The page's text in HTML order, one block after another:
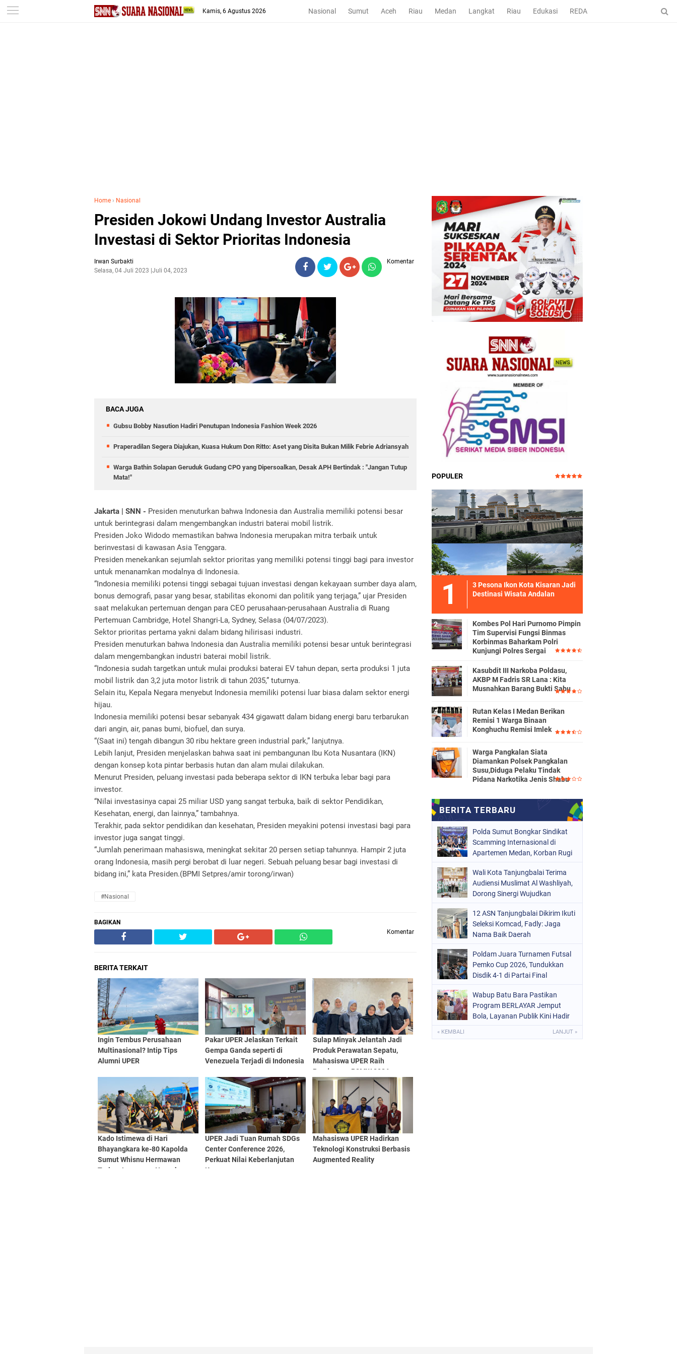
-->
Kamis, 6 Agustus 2026 Nasional Sumut Aceh Riau Medan Langkat Riau Edukasi REDAKSI
Home › Nasional
Presiden Jokowi Undang Investor Australia
Investasi di Sektor Prioritas Indonesia
Irwan Surbakti
Selasa, 04 Juli 2023 Juli 04, 2023
Komentar
BACA JUGA
Gubsu Bobby Nasution Hadiri Penutupan Indonesia Fashion Week 2026
Praperadilan Segera Diajukan, Kuasa Hukum Don Ritto: Aset yang Disita Bukan Milik Febrie Adriansyah
Warga Bathin Solapan Geruduk Gudang CPO yang Dipersoalkan, Desak APH Bertindak : "Jangan Tutup
Mata!"
Jakarta | SNN - Presiden menuturkan bahwa Indonesia dan Australia memiliki potensi besar
untuk berintegrasi dalam mengembangkan industri baterai mobil listrik.
Presiden Joko Widodo memastikan bahwa Indonesia merupakan mitra terbaik untuk
berinvestasi di kawasan Asia Tenggara.
Presiden menekankan sejumlah sektor prioritas yang memiliki potensi tinggi bagi para investor
untuk menanamkan modalnya di Indonesia.
“Indonesia memiliki potensi tinggi sebagai tujuan investasi dengan kekayaan sumber daya alam,
bonus demografi, pasar yang besar, stabilitas ekonomi dan politik yang terjaga,” ujar Presiden
saat melakukan pertemuan dengan para CEO perusahaan-perusahaan Australia di Ruang
Pertemuan Cambridge, Hotel Shangri-La, Sydney, Selasa (04/07/2023).
Sektor prioritas pertama yakni dalam bidang hilirisasi industri.
Presiden menuturkan bahwa Indonesia dan Australia memiliki potensi besar untuk berintegrasi
dalam mengembangkan industri baterai mobil listrik.
“Indonesia sudah targetkan untuk mulai produksi baterai EV tahun depan, serta produksi 1 juta
mobil listrik dan 3,2 juta motor listrik di tahun 2035,” tuturnya.
Selain itu, Kepala Negara menyebut Indonesia memiliki potensi luar biasa dalam sektor energi
hijau.
Indonesia memiliki potensi besar sebanyak 434 gigawatt dalam bidang energi baru terbarukan
dari angin, air, panas bumi, biofuel, dan surya.
“(Saat ini) tengah dibangun 30 ribu hektare green industrial park,” lanjutnya.
Lebih lanjut, Presiden menjelaskan bahwa saat ini pembangunan Ibu Kota Nusantara (IKN)
dengan konsep kota pintar berbasis hutan dan alam mulai dilakukan.
Menurut Presiden, peluang investasi pada beberapa sektor di IKN terbuka lebar bagi para
investor.
“Nilai investasinya capai 25 miliar USD yang sangat terbuka, baik di sektor Pendidikan,
Kesehatan, energi, dan lainnya,” tambahnya.
Terakhir, pada sektor pendidikan dan kesehatan, Presiden meyakini potensi investasi bagi para
investor juga sangat tinggi.
“Jumlah penerimaan mahasiswa, meningkat sekitar 20 persen setiap tahunnya. Hampir 2 juta
orang Indonesia, masih pergi berobat di luar negeri. Sebuah peluang besar bagi investasi di
bidang ini,” kata Presiden.(BPMI Setpres/amir torong/irwan)
#Nasional
BAGIKAN
Komentar
BERITA TERKAIT
Ingin Tembus Perusahaan
Multinasional? Intip Tips
Alumni UPER
Pakar UPER Jelaskan Terkait
Gempa Ganda seperti di
Venezuela Terjadi di Indonesia
Sulap Minyak Jelantah Jadi
Produk Perawatan Sepatu,
Mahasiswa UPER Raih
Pendanaan P2MW 2026
Kado Istimewa di Hari
Bhayangkara ke-80 Kapolda
Sumut Whisnu Hermawan
Terima Langsung Nugraha
UPER Jadi Tuan Rumah SDGs
Center Conference 2026,
Perkuat Nilai Keberlanjutan
Kampus
Mahasiswa UPER Hadirkan
Teknologi Konstruksi Berbasis
Augmented Reality
POPULER
3 Pesona Ikon Kota Kisaran Jadi
Destinasi Wisata Andalan
Kombes Pol Hari Purnomo Pimpin
Tim Supervisi Fungsi Binmas
Korbinmas Baharkam Polri
Kunjungi Polres Sergai
Kasubdit III Narkoba Poldasu,
AKBP M Fadris SR Lana : Kita
Musnahkan Barang Bukti Sabu
Rutan Kelas I Medan Berikan
Remisi 1 Warga Binaan
Konghuchu Remisi Imlek
Warga Pangkalan Siata
Diamankan Polsek Pangkalan
Susu,Diduga Pelaku Tindak
Pidana Narkotika Jenis Shabu
Polda Sumut Bongkar Sindikat
Scamming Internasional di
Apartemen Medan, Korban Rugi
Wali Kota Tanjungbalai Terima
Audiensi Muslimat Al Washliyah,
Dorong Sinergi Wujudkan
12 ASN Tanjungbalai Dikirim Ikuti
Seleksi Komcad, Fadly: Jaga
Nama Baik Daerah
Poldam Juara Turnamen Futsal
Pemko Cup 2026, Tundukkan
Disdik 4-1 di Partai Final
Wabup Batu Bara Pastikan
Program BERLAYAR Jemput
Bola, Layanan Publik Kini Hadir
« KEMBALI LANJUT »